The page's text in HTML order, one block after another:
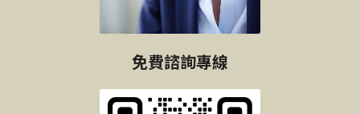
免費諮詢專線